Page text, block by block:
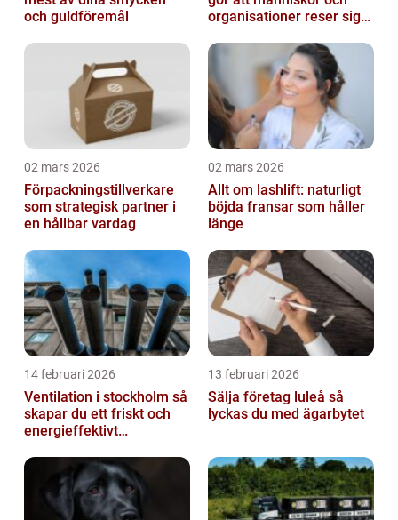
och guldföremål
organisationer reser sig
02 mars 2026
Förpackningstillverkare
som strategisk partner i
en hållbar vardag
02 mars 2026
Allt om lashlift: naturligt
böjda fransar som håller
länge
14 februari 2026
Ventilation i stockholm så
skapar du ett friskt och
energieffektivt
13 februari 2026
Sälja företag luleå så
lyckas du med ägarbytet